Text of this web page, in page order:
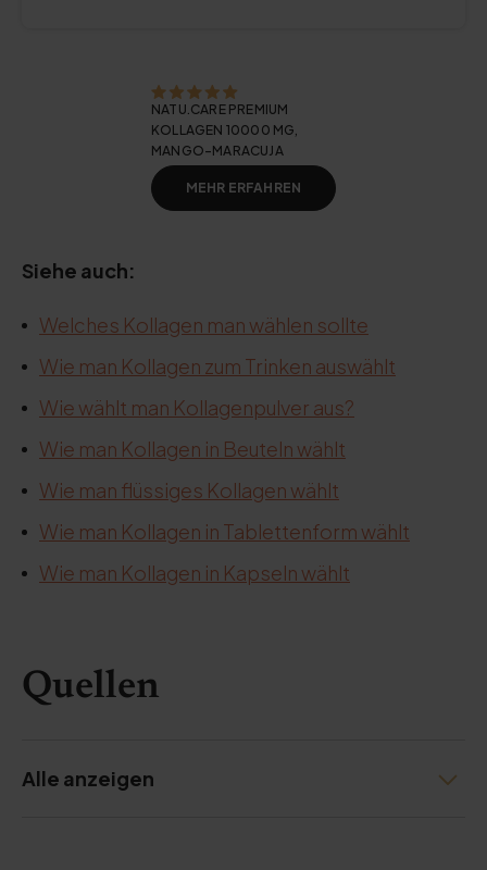
NATU.CARE PREMIUM
KOLLAGEN 10000 MG,
MANGO-MARACUJA
MEHR ERFAHREN
Siehe auch:
Welches Kollagen man wählen sollte
Wie man Kollagen zum Trinken auswählt
Wie wählt man Kollagenpulver aus?
Wie man Kollagen in Beuteln wählt
Wie man flüssiges Kollagen wählt
Wie man Kollagen in Tablettenform wählt
Wie man Kollagen in Kapseln wählt
Quellen
Alle anzeigen